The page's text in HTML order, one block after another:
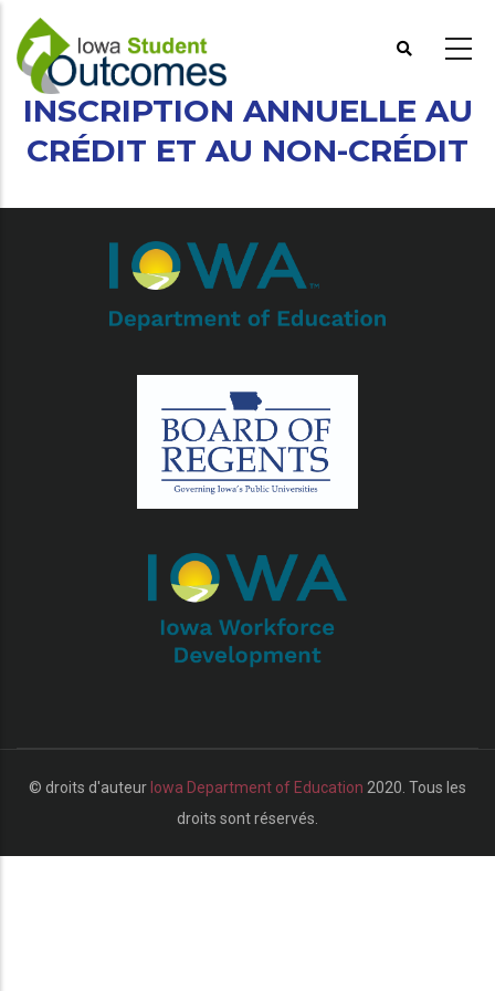
contenu
principal
INSCRIPTION ANNUELLE AU
CRÉDIT ET AU NON-CRÉDIT
© droits d'auteur Iowa Department of Education 2020. Tous les
droits sont réservés.